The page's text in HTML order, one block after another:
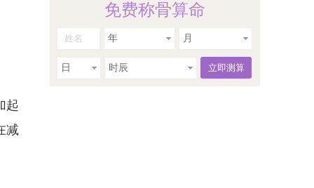
起
减
免费称骨算命
年 月
日 时辰